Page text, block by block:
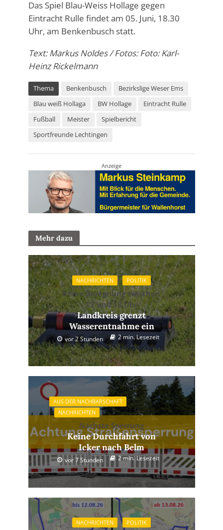
Das Spiel Blau-Weiss Hollage gegen
Eintracht Rulle findet am 05. Juni, 18.30
Uhr, am Benkenbusch statt.
Text: Markus Noldes / Fotos: Foto: Karl-
Heinz Rickelmann
Thema Benkenbusch
Bezirkslige Weser Ems
Blau weiß Hollaga
BW Hollage
Eintracht Rulle
Fußball
Meister
Spielbericht
Sportfreunde Lechtingen
Anzeige
Mehr dazu
NACHRICHTEN POLITIK
Keine Beregnung zwischen
12 und 18 Uhr
Landkreis grenzt
Wasserentnahme ein
vor 2 Stunden 2 min. Lesezeit
AUS DER NACHBARSCHAFT
NACHRICHTEN
Nächste Sperrung
Keine Durchfahrt von
Icker nach Belm
vor 7 Stunden 2 min. Lesezeit
NACHRICHTEN POLITIK